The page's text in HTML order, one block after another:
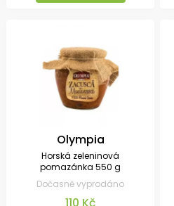
Olympia
Horská zeleninová
pomazánka 550 g
Dočasně vyprodáno